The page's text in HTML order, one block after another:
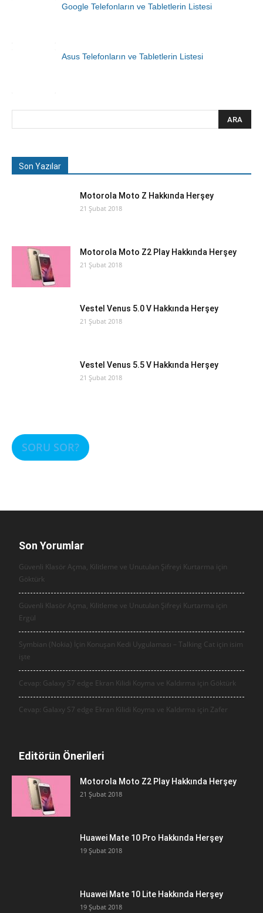
Google Telefonların ve Tabletlerin Listesi
Asus Telefonların ve Tabletlerin Listesi
Son Yazılar
Motorola Moto Z Hakkında Herşey
21 Şubat 2018
Motorola Moto Z2 Play Hakkında Herşey
21 Şubat 2018
Vestel Venus 5.0 V Hakkında Herşey
21 Şubat 2018
Vestel Venus 5.5 V Hakkında Herşey
21 Şubat 2018
SORU SOR?
Son Yorumlar
Güvenli Klasör Açma, Kilitleme ve Unutulan Şifreyi Kurtarma için
Göktürk
Güvenli Klasör Açma, Kilitleme ve Unutulan Şifreyi Kurtarma için
Ergül
Symbian (Nokia) İçin Konuşan Kedi Uygulaması – Talking Cat için isim
işte
Cevap: Galaxy S7 edge Ekran Kilidi Koyma ve Kaldırma için Göktürk
Cevap: Galaxy S7 edge Ekran Kilidi Koyma ve Kaldırma için Zafer
Editörün Önerileri
Motorola Moto Z2 Play Hakkında Herşey
21 Şubat 2018
Huawei Mate 10 Pro Hakkında Herşey
19 Şubat 2018
Huawei Mate 10 Lite Hakkında Herşey
19 Şubat 2018